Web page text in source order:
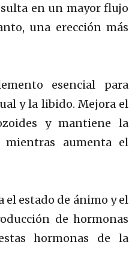
en un mayor flujo
una erección más
esencial para
y la libido. Mejora el
y mantiene la
aumenta el
estado de ánimo y el
de hormonas
hormonas de la